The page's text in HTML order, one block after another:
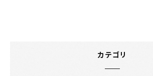
カテゴリ